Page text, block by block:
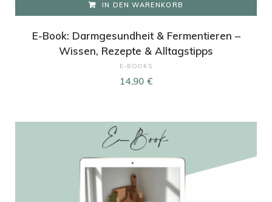
IN DEN WARENKORB
E-Book: Darmgesundheit & Fermentieren –
Wissen, Rezepte & Alltagstipps
E-BOOKS
14,90 €